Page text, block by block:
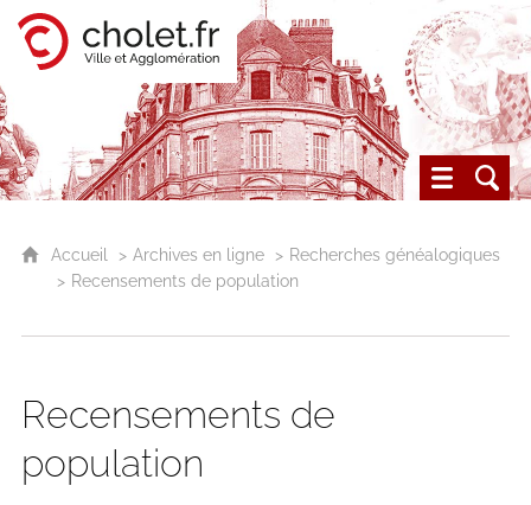
Cholet, ville et agglomérationLes archives du Choletais
Accueil Archives en ligne
Recherches généalogiques
Recensements de population
Recensements de
population